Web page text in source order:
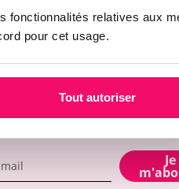
fonctionnalités relatives aux
pour cet usage.
Tout autoriser
Je